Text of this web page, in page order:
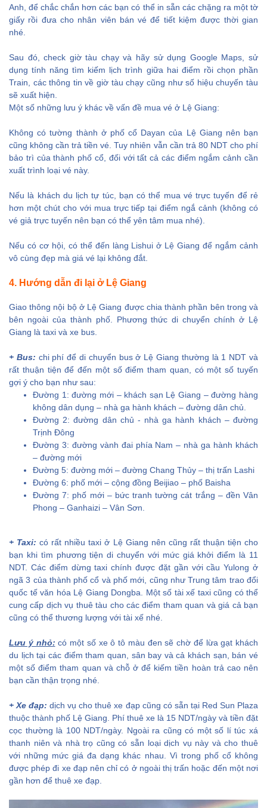
Anh, để chắc chắn hơn các bạn có thể in sẵn các chặng ra một tờ
giấy rồi đưa cho nhân viên bán vé để tiết kiệm được thời gian
nhé.
Sau đó, check giờ tàu chạy và hãy sử dụng Google Maps, sử
dụng tính năng tìm kiếm lịch trình giữa hai điểm rồi chọn phần
Train, các thông tin về giờ tàu chạy cũng như số hiệu chuyến tàu
sẽ xuất hiện.
Một số những lưu ý khác về vấn đề mua vé ở Lệ Giang:
Không có tường thành ở phố cổ Dayan của Lệ Giang nên bạn
cũng không cần trả tiền vé. Tuy nhiên vẫn cần trả 80 NDT cho phí
bảo trì của thành phố cổ, đối với tất cả các điểm ngắm cảnh cần
xuất trình loại vé này.
Nếu là khách du lịch tự túc, bạn có thể mua vé trực tuyến để rẻ
hơn một chút cho với mua trực tiếp tại điểm ngắ cảnh (không có
vé giả trực tuyến nên bạn có thể yên tâm mua nhé).
Nếu có cơ hội, có thể đến làng Lishui ở Lệ Giang để ngắm cảnh
vô cùng đẹp mà giá vé lại không đắt.
4. Hướng dẫn đi lại ở Lệ Giang
Giao thông nội bộ ở Lệ Giang được chia thành phần bên trong và
bên ngoài của thành phố. Phương thức di chuyển chính ở Lệ
Giang là taxi và xe bus.
+ Bus: chi phí để di chuyển bus ở Lệ Giang thường là 1 NDT và
rất thuận tiện để đến một số điểm tham quan, có một số tuyến
gợi ý cho bạn như sau:
Đường 1: đường mới – khách sạn Lệ Giang – đường hàng
không dân dụng – nhà ga hành khách – đường dân chủ.
Đường 2: đường dân chủ - nhà ga hành khách – đường
Trịnh Đông
Đường 3: đường vành đai phía Nam – nhà ga hành khách
– đường mới
Đường 5: đường mới – đường Chang Thủy – thị trấn Lashi
Đường 6: phố mới – cộng đồng Beijiao – phố Baisha
Đường 7: phố mới – bức tranh tường cát trắng – đền Vân
Phong – Ganhaizi – Vân Sơn.
+ Taxi: có rất nhiều taxi ở Lệ Giang nên cũng rất thuận tiện cho
bạn khi tìm phương tiện di chuyển với mức giá khởi điểm là 11
NDT. Các điểm dừng taxi chính được đặt gần với cầu Yulong ở
ngã 3 của thành phố cổ và phố mới, cũng như Trung tâm trao đổi
quốc tế văn hóa Lệ Giang Dongba. Một số tài xế taxi cũng có thể
cung cấp dịch vụ thuê tàu cho các điểm tham quan và giá cả bạn
cũng có thể thương lượng với tài xế nhé.
Lưu ý nhỏ: có một số xe ô tô màu đen sẽ chờ để lừa gạt khách
du lịch tại các điểm tham quan, sân bay và cả khách sạn, bán vé
một số điểm tham quan và chỗ ở để kiếm tiền hoàn trả cao nên
bạn cần thận trọng nhé.
+ Xe đạp:dịch vụ cho thuê xe đạp cũng có sẵn tại Red Sun Plaza
thuộc thành phố Lệ Giang. Phí thuê xe là 15 NDT/ngày và tiền đặt
cọc thường là 100 NDT/ngày. Ngoài ra cũng có một số lí túc xá
thanh niên và nhà trọ cũng có sẵn loại dịch vụ này và cho thuê
với những mức giá đa dạng khác nhau. Vì trong phố cổ không
được phép đi xe đạp nên chỉ có ở ngoài thị trấn hoặc đến một nơi
gần hơn để thuê xe đạp.